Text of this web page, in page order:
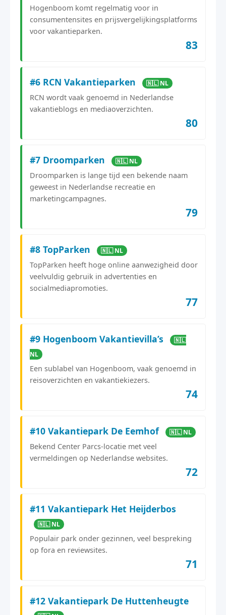
Hogenboom komt regelmatig voor in
consumentensites en prijsvergelijkingsplatforms
voor vakantieparken.
83
#6 RCN Vakantieparken 🇳🇱 NL
RCN wordt vaak genoemd in Nederlandse
vakantieblogs en mediaoverzichten.
80
#7 Droomparken 🇳🇱 NL
Droomparken is lange tijd een bekende naam
geweest in Nederlandse recreatie en
marketingcampagnes.
79
#8 TopParken 🇳🇱 NL
TopParken heeft hoge online aanwezigheid door
veelvuldig gebruik in advertenties en
socialmediapromoties.
77
#9 Hogenboom Vakantievilla’s
🇳🇱
NL
Een sublabel van Hogenboom, vaak genoemd in
reisoverzichten en vakantiekiezers.
74
#10 Vakantiepark De Eemhof 🇳🇱 NL
Bekend Center Parcs-locatie met veel
vermeldingen op Nederlandse websites.
72
#11 Vakantiepark Het Heijderbos
🇳🇱 NL
Populair park onder gezinnen, veel bespreking
op fora en reviewsites.
71
#12 Vakantiepark De Huttenheugte